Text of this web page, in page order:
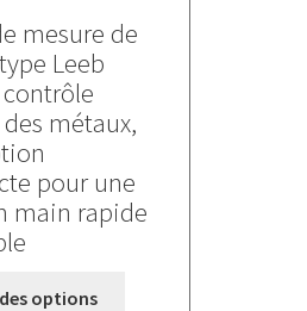
mesure de
Leeb
métaux,
pour une
main rapide
options